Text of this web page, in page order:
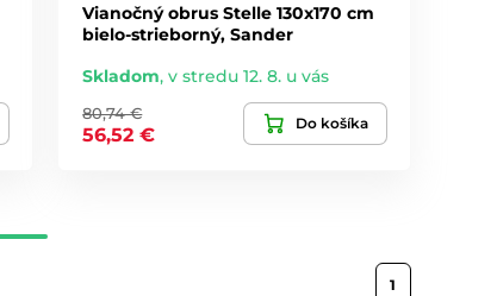
Vianočný obrus Stelle 130x170 cm
bielo-strieborný, Sander
Skladom,v stredu 12. 8. u vás
80,74 €
56,52 €
Do košíka
1